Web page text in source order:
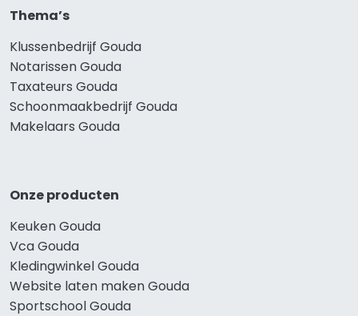
Thema’s
Klussenbedrijf Gouda
Notarissen Gouda
Taxateurs Gouda
Schoonmaakbedrijf Gouda
Makelaars Gouda
Onze producten
Keuken Gouda
Vca Gouda
Kledingwinkel Gouda
Website laten maken Gouda
Sportschool Gouda